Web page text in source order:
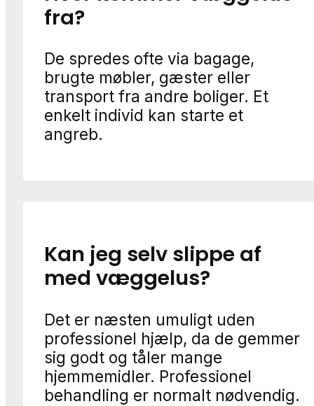
fra?
De spredes ofte via bagage,
brugte møbler, gæster eller
transport fra andre boliger. Et
enkelt individ kan starte et
angreb.
Kan jeg selv slippe af
med væggelus?
Det er næsten umuligt uden
professionel hjælp, da de gemmer
sig godt og tåler mange
hjemmemidler. Professionel
behandling er normalt nødvendig.